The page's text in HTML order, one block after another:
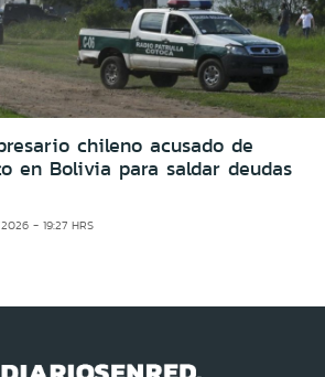
chileno acusado de
en Bolivia para saldar deudas
- 19:27 HRS